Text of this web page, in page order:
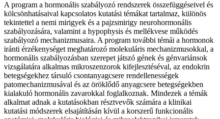
A program a hormonális szabályozó rendszerek összefüggéseivel és
kölcsönhatásaival kapcsolatos kutatási témákat tartalmaz, különös
tekintettel a nemi mirigyek és a pajzsmirigy neurohormonális
szabályozására, valamint a hypophysis és mellékvese működés
szabályozó mechanizmusaira. A program további témái a hormonok
iránti érzékenységet meghatározó molekuláris mechanizmusokkal, a
hormonális szabályozásban szerepet játszó gének és génvariánsok
vizsgálatára alkalmas mikroszenzorok kifejlesztéséval, az endokrin
betegségekhez társuló csontanyagcsere rendellenességek
patomechanizmusával és az öröklődő anyagcsere betegségekben
kialakuló hormonális zavarokkal foglalkoznak. Mindezek a témák
alkalmat adnak a kutatásokban résztvevők számára a klinikai
kutatási módszerek elsajátításán kívül a korszerű funkcionális